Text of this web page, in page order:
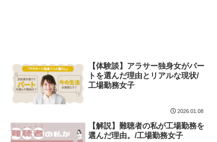
【体験談】アラサー独身女がパー
トを選んだ理由とリアルな現状/
工場勤務女子
2026.01.08
【解説】難聴者の私が工場勤務を
選んだ理由。/工場勤務女子